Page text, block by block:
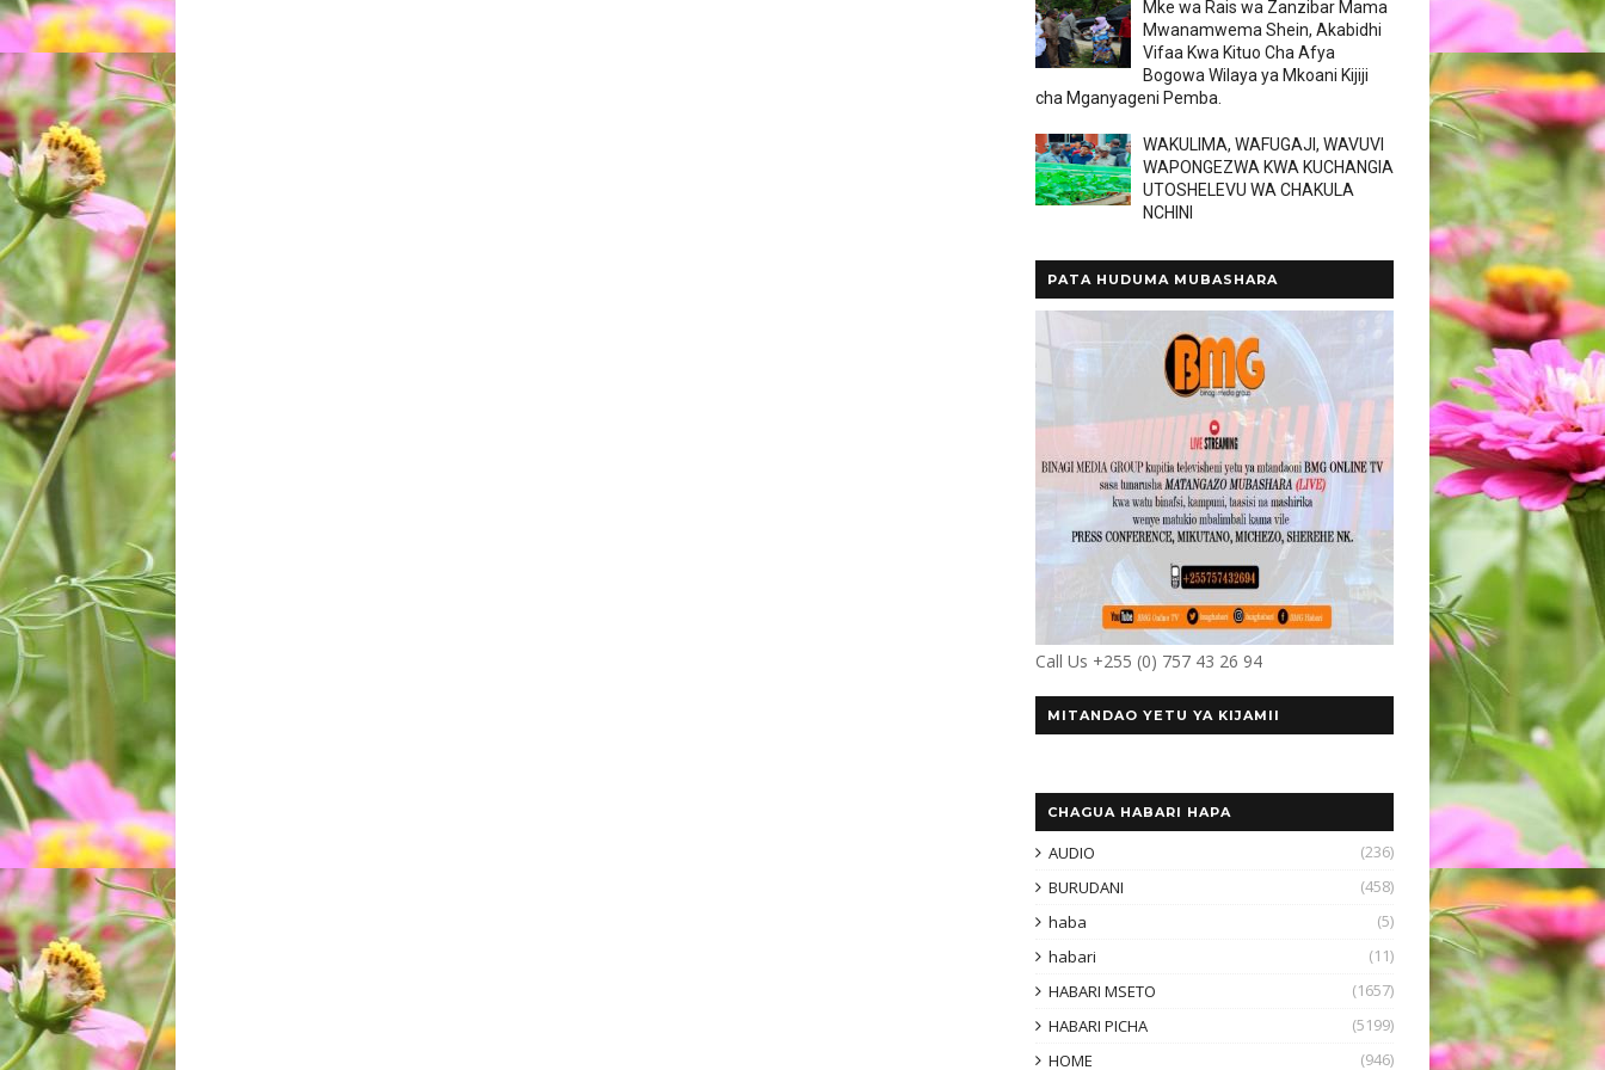
Mke wa Rais wa Zanzibar Mama
Mwanamwema Shein, Akabidhi
Vifaa Kwa Kituo Cha Afya
Bogowa Wilaya ya Mkoani Kijiji
cha Mganyageni Pemba.
WAKULIMA, WAFUGAJI, WAVUVI
WAPONGEZWA KWA KUCHANGIA
UTOSHELEVU WA CHAKULA
NCHINI
PATA HUDUMA MUBASHARA
Call Us +255 (0) 757 43 26 94
MITANDAO YETU YA KIJAMII
CHAGUA HABARI HAPA
AUDIO
(236)
BURUDANI
(458)
haba
(5)
habari
(11)
HABARI MSETO
(1657)
HABARI PICHA
(5199)
HOME
(946)